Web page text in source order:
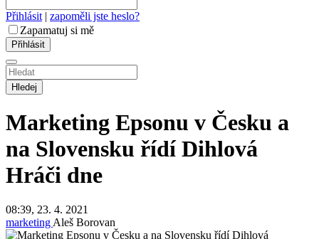
Přihlásit | zapoměli jste heslo?
Zapamatuj si mě
Hledej
Marketing Epsonu v Česku a
na Slovensku řídí Dihlová
Hráči dne
08:39, 23. 4. 2021
marketingAleš Borovan